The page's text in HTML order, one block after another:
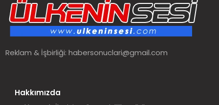
Reklam & İşbirliği:habersonuclari@gmail.com
Hakkımızda